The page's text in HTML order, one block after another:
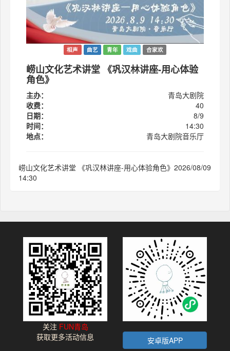
相声 曲艺 青年 戏曲 合家欢
崂山文化艺术讲堂 《巩汉林讲座-用心体验
角色》
主办：
青岛大剧院
收费：
40
日期：
8/9
时间：
14:30
地点：
青岛大剧院音乐厅
崂山文化艺术讲堂 《巩汉林讲座-用心体验角色》2026/08/09
14:30
关注 FUN青岛
获取更多活动信息
安卓版APP